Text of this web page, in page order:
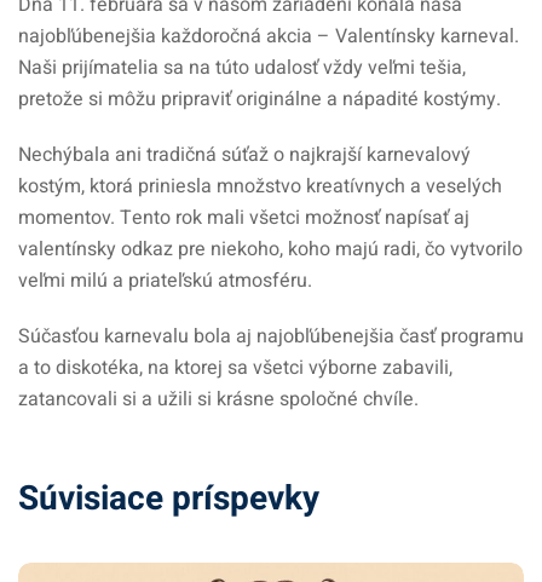
najobľúbenejšia každoročná akcia – Valentínsky karneval.
Naši prijímatelia sa na túto udalosť vždy veľmi tešia,
pretože si môžu pripraviť originálne a nápadité kostýmy.
Nechýbala ani tradičná súťaž o najkrajší karnevalový
kostým, ktorá priniesla množstvo kreatívnych a veselých
momentov. Tento rok mali všetci možnosť napísať aj
valentínsky odkaz pre niekoho, koho majú radi, čo vytvorilo
veľmi milú a priateľskú atmosféru.
Súčasťou karnevalu bola aj najobľúbenejšia časť programu
a to diskotéka, na ktorej sa všetci výborne zabavili,
zatancovali si a užili si krásne spoločné chvíle.
Súvisiace príspevky